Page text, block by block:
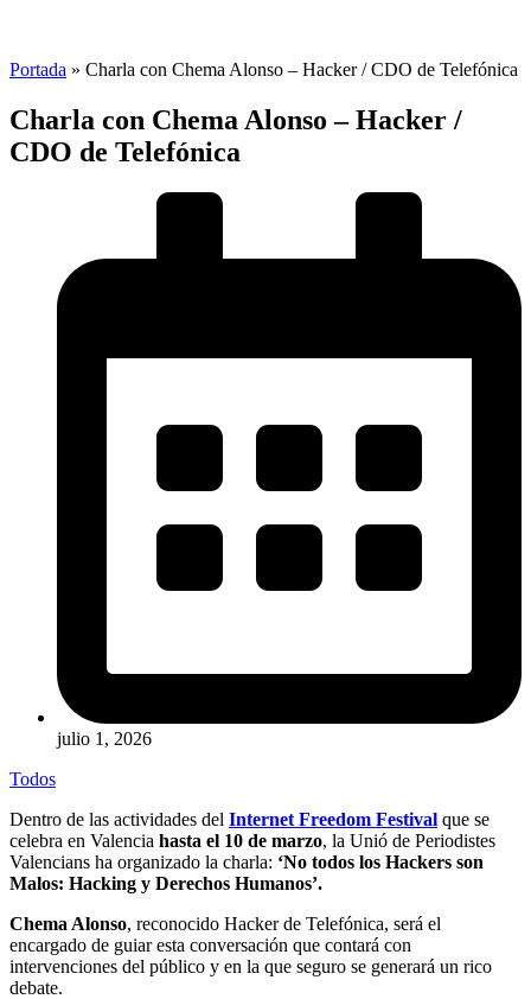
Portada » Charla con Chema Alonso – Hacker / CDO de Telefónica
Charla con Chema Alonso – Hacker /
CDO de Telefónica
julio 1, 2026
Todos
Dentro de las actividades del Internet Freedom Festival que se
celebra en Valencia hasta el 10 de marzo, la Unió de Periodistes
Valencians ha organizado la charla: ‘No todos los Hackers son
Malos: Hacking y Derechos Humanos’.
Chema Alonso, reconocido Hacker de Telefónica, será el
encargado de guiar esta conversación que contará con
intervenciones del público y en la que seguro se generará un rico
debate.